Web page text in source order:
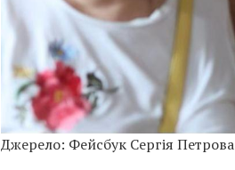
Джерело: Фейсбук Сергія Петрова